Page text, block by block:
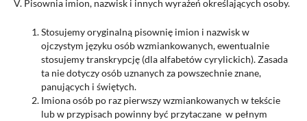
V. Pisownia imion, nazwisk i innych wyrażeń określających osoby.
Stosujemy oryginalną pisownię imion i nazwisk w
ojczystym języku osób wzmiankowanych, ewentualnie
stosujemy transkrypcję (dla alfabetów cyrylickich). Zasada
ta nie dotyczy osób uznanych za powszechnie znane,
panujących i świętych.
Imiona osób po raz pierwszy wzmiankowanych w tekście
lub w przypisach powinny być przytaczane w pełnym